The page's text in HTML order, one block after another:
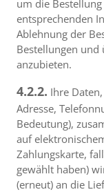
um die
entsprechenden
Ablehnung der
Bestellungen und
anzubieten.
4.2.2. Ihre
Adresse,
Bedeutung),
auf
Zahlungskarte,
gewählt haben)
(erneut) an die